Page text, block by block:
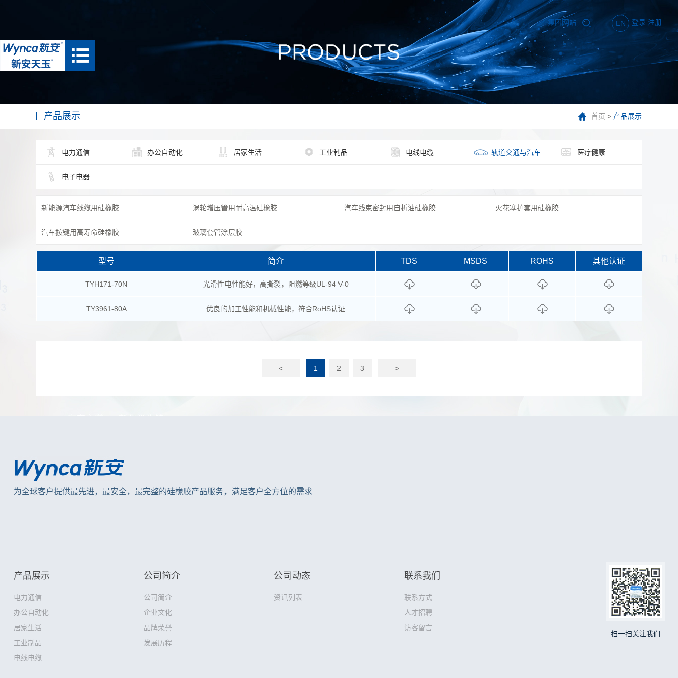
EN
集团网站 登录 注册
产品展示 首页 > 产品展示
电力通信 办公自动化 居家生活 工业制品 电线电缆 轨道交通与汽车 医疗健康
电子电器
新能源汽车线缆用硅橡胶 涡轮增压管用耐高温硅橡胶 汽车线束密封用自析油硅橡胶 火花塞护套用硅橡胶
汽车按键用高寿命硅橡胶 玻璃套管涂层胶
型号 简介 TDS MSDS ROHS 其他认证
TYH171-70N 光滑性电性能好，高撕裂，阻燃等级UL-94 V-0
TY3961-80A 优良的加工性能和机械性能，符合RoHS认证
< 1 2 3 >
为全球客户提供最先进，最安全，最完整的硅橡胶产品服务，满足客户全方位的需求
产品展示
电力通信
办公自动化
居家生活
工业制品
电线电缆
公司简介
公司简介
企业文化
品牌荣誉
发展历程
公司动态
资讯列表
联系我们
联系方式
人才招聘
访客留言
扫一扫关注我们